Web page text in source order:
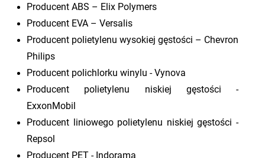
Producent ABS – Elix Polymers
Producent EVA – Versalis
Producent polietylenu wysokiej gęstości – Chevron
Philips
Producent polichlorku winylu - Vynova
Producent polietylenu niskiej gęstości -
ExxonMobil
Producent liniowego polietylenu niskiej gęstości -
Repsol
Producent PET - Indorama